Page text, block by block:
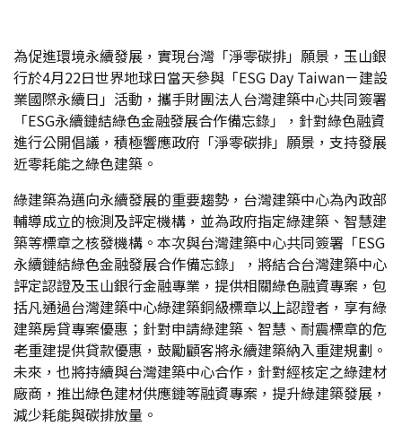
為促進環境永續發展，實現台灣「淨零碳排」願景，玉山銀
行於4月22日世界地球日當天參與「ESG Day Taiwan－建設
業國際永續日」活動，攜手財團法人台灣建築中心共同簽署
「ESG永續鏈結綠色金融發展合作備忘錄」，針對綠色融資
進行公開倡議，積極響應政府「淨零碳排」願景，支持發展
近零耗能之綠色建築。
綠建築為邁向永續發展的重要趨勢，台灣建築中心為內政部
輔導成立的檢測及評定機構，並為政府指定綠建築、智慧建
築等標章之核發機構。本次與台灣建築中心共同簽署「ESG
永續鏈結綠色金融發展合作備忘錄」，將結合台灣建築中心
評定認證及玉山銀行金融專業，提供相關綠色融資專案，包
括凡通過台灣建築中心綠建築銅級標章以上認證者，享有綠
建築房貸專案優惠；針對申請綠建築、智慧、耐震標章的危
老重建提供貸款優惠，鼓勵顧客將永續建築納入重建規劃。
未來，也將持續與台灣建築中心合作，針對經核定之綠建材
廠商，推出綠色建材供應鏈等融資專案，提升綠建築發展，
減少耗能與碳排放量。